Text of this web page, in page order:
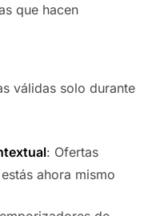
que hacen
válidas solo durante
: Ofertas
ahora mismo